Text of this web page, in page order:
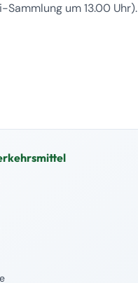
Sammlung um 13.00 Uhr).